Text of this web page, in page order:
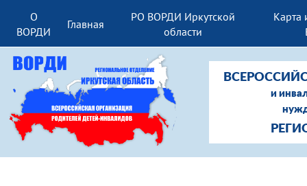
О
ВОРДИ
Главная
РО ВОРДИ Иркутской
области
Карта
и